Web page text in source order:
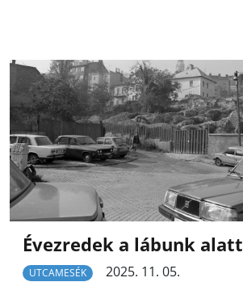
Évezredek a lábunk alatt
UTCAMESÉK
2025. 11. 05.